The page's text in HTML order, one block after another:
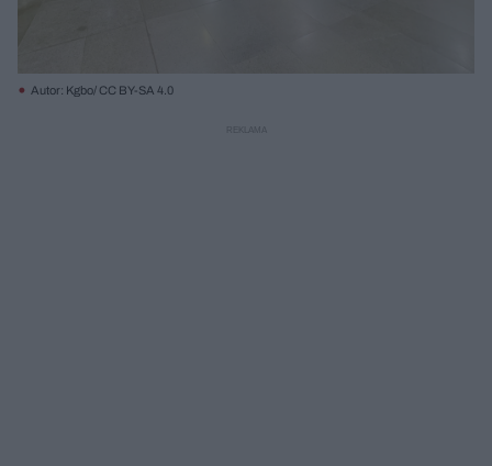
Autor: Kgbo/ CC BY-SA 4.0